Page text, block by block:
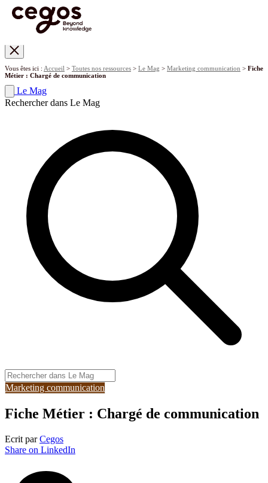
Vous êtes ici : Accueil > Toutes nos ressources > Le Mag > Marketing communication > Fiche
Métier : Chargé de communication
Le Mag
Rechercher dans Le Mag
Marketing communication
Fiche Métier : Chargé de communication
Ecrit parCegos
Share on LinkedIn